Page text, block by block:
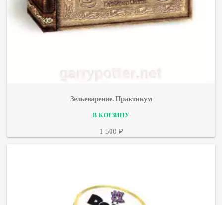
Зельеварение. Практикум
1 500 ₽